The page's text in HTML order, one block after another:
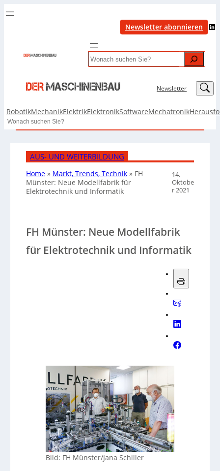
Newsletter abonnieren LinkedIn
Search
Newsletter LinkedIn
RobotikMechanikElektrikElektronikSoftwareMechatronik
Search
AUS- UND WEITERBILDUNG
Home» Markt, Trends, Technik» FH
Münster: Neue Modellfabrik für
Elektrotechnik und Informatik
14.
Oktobe
r 2021
FH Münster: Neue Modellfabrik
für Elektrotechnik und Informatik
Bild: FH Münster/Jana Schiller